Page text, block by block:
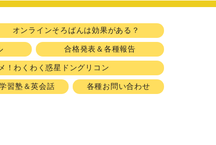
オンラインそろばんは効果がある？
合格発表＆各種報告
！わくわく惑星ドングリコン
習塾＆英会話 各種お問い合わせ